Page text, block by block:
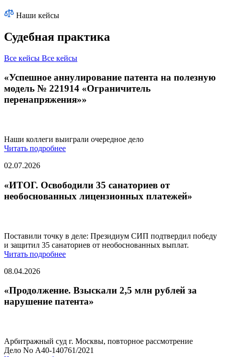
Наши кейсы
Судебная практика
Все кейсы Все кейсы
«Успешное аннулирование патента на полезную
модель № 221914 «Ограничитель
перенапряжения»»
Наши коллеги выиграли очередное дело
Читать подробнее
02.07.2026
«ИТОГ. Освободили 35 санаториев от
необоснованных лицензионных платежей»
Поставили точку в деле: Президиум СИП подтвердил победу
и защитил 35 санаториев от необоснованных выплат.
Читать подробнее
08.04.2026
«Продолжение. Взыскали 2,5 млн рублей за
нарушение патента»
Арбитражный суд г. Москвы, повторное рассмотрение
Дело No А40-140761/2021